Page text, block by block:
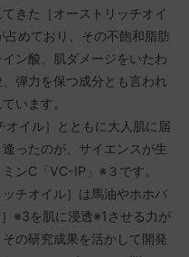
きた［オーストリッチオイ
めており、その不飽和脂肪
ン酸、肌ダメージをいたわ
弾力を保つ成分とも言われ
います。
オイル］とともに大人肌に届
ったのが、サイエンスが生
ンC「VC-IP」※３です。
チオイル］は馬油やホホバ
※3を肌に浸透※1させる力が
の研究成果を活かして開発